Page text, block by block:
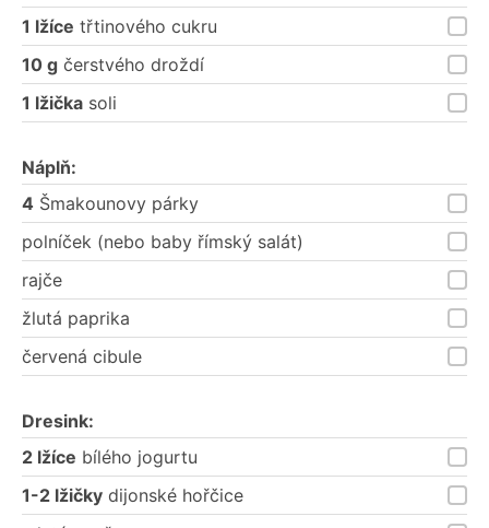
1 lžíce třtinového cukru
10 g čerstvého droždí
1 lžička soli
Náplň:
4 Šmakounovy párky
polníček (nebo baby římský salát)
rajče
žlutá paprika
červená cibule
Dresink:
2 lžíce bílého jogurtu
1-2 lžičky dijonské hořčice